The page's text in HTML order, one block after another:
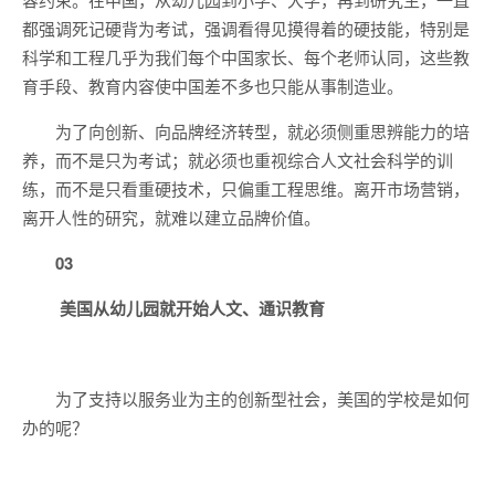
都强调死记硬背为考试，强调看得见摸得着的硬技能，特别是
科学和工程几乎为我们每个中国家长、每个老师认同，这些教
育手段、教育内容使中国差不多也只能从事制造业。
为了向创新、向品牌经济转型，就必须侧重思辨能力的培
养，而不是只为考试；就必须也重视综合人文社会科学的训
练，而不是只看重硬技术，只偏重工程思维。离开市场营销，
离开人性的研究，就难以建立品牌价值。
03
美国从幼儿园就开始人文、通识教育
为了支持以服务业为主的创新型社会，美国的学校是如何
办的呢？